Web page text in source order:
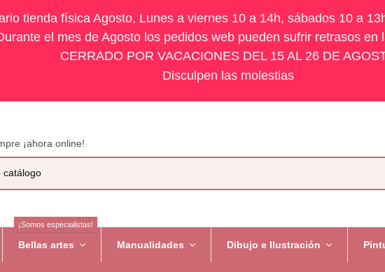
tienda física Agosto, Lunes a viernes 10 a 14h, sábados 10 a
el mes de Agosto los pedidos web pueden sufrir retrasos en
CERRADO POR VACACIONES DEL 15 AL 26 DE
Disculpen las molestias
¡ahora online!
Bellas artes
¡Somos especialistas!
Manualidades Dibujo e Ilustración